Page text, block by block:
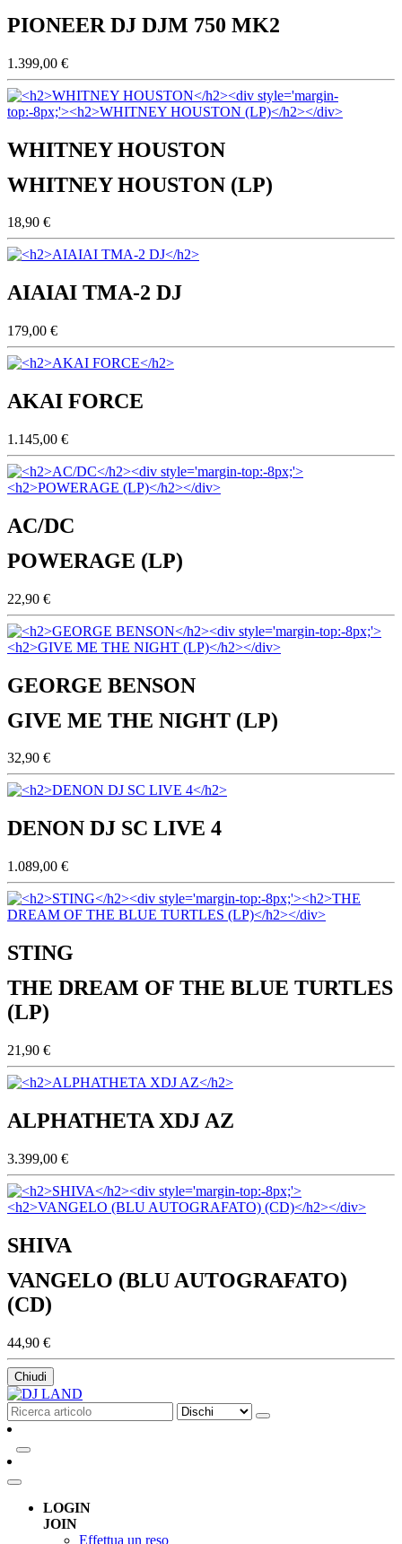
PIONEER DJ DJM 750 MK2
1.399,00 €
WHITNEY HOUSTON
WHITNEY HOUSTON (LP)
18,90 €
AIAIAI TMA-2 DJ
179,00 €
AKAI FORCE
1.145,00 €
AC/DC
POWERAGE (LP)
22,90 €
GEORGE BENSON
GIVE ME THE NIGHT (LP)
32,90 €
DENON DJ SC LIVE 4
1.089,00 €
STING
THE DREAM OF THE BLUE TURTLES
(LP)
21,90 €
ALPHATHETA XDJ AZ
3.399,00 €
SHIVA
VANGELO (BLU AUTOGRAFATO)
(CD)
44,90 €
Chiudi
LOGIN
JOIN
Effettua un reso